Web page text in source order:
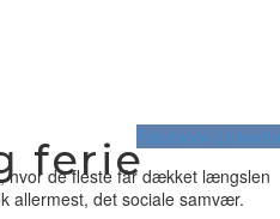
ferieFacebook Linkedin
hvor de fleste får dækket længslen
allermest, det sociale samvær.